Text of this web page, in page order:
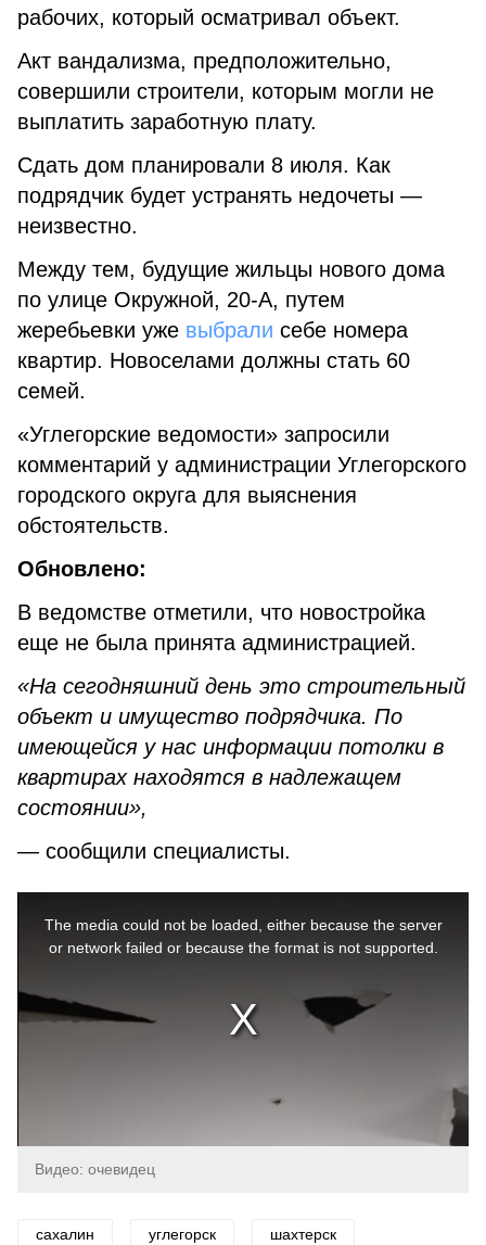
рабочих, который осматривал объект.
Акт вандализма, предположительно,
совершили строители, которым могли не
выплатить заработную плату.
Сдать дом планировали 8 июля. Как
подрядчик будет устранять недочеты —
неизвестно.
Между тем, будущие жильцы нового дома
по улице Окружной, 20-А, путем
жеребьевки уже выбрали себе номера
квартир. Новоселами должны стать 60
семей.
«Углегорские ведомости» запросили
комментарий у администрации Углегорского
городского округа для выяснения
обстоятельств.
Обновлено:
В ведомстве отметили, что новостройка
еще не была принята администрацией.
«На сегодняшний день это строительный
объект и имущество подрядчика. По
имеющейся у нас информации потолки в
квартирах находятся в надлежащем
состоянии»,
— сообщили специалисты.
The media could not be loaded, either because the server
or network failed or because the format is not supported.
Видео: очевидец
сахалин углегорск шахтерск